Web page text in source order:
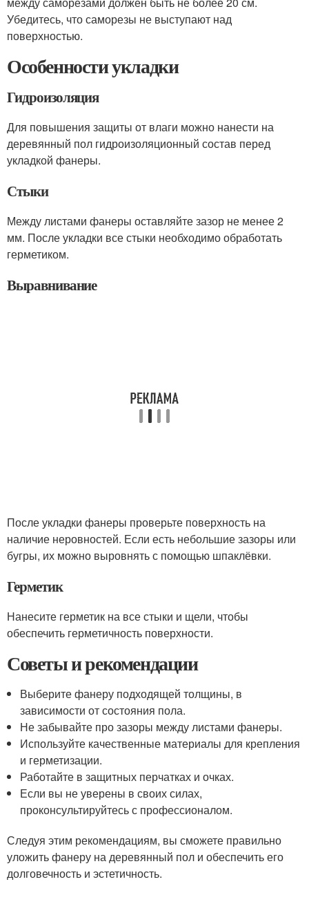
Убедитесь, что саморезы не выступают над
поверхностью.
Особенности укладки
Гидроизоляция
Для повышения защиты от влаги можно нанести на
деревянный пол гидроизоляционный состав перед
укладкой фанеры.
Стыки
Между листами фанеры оставляйте зазор не менее 2
мм. После укладки все стыки необходимо обработать
герметиком.
Выравнивание
После укладки фанеры проверьте поверхность на
наличие неровностей. Если есть небольшие зазоры или
бугры, их можно выровнять с помощью шпаклёвки.
Герметик
Нанесите герметик на все стыки и щели, чтобы
обеспечить герметичность поверхности.
Советы и рекомендации
Выберите фанеру подходящей толщины, в
зависимости от состояния пола.
Не забывайте про зазоры между листами фанеры.
Используйте качественные материалы для крепления
и герметизации.
Работайте в защитных перчатках и очках.
Если вы не уверены в своих силах,
проконсультируйтесь с профессионалом.
Следуя этим рекомендациям, вы сможете правильно
уложить фанеру на деревянный пол и обеспечить его
долговечность и эстетичность.